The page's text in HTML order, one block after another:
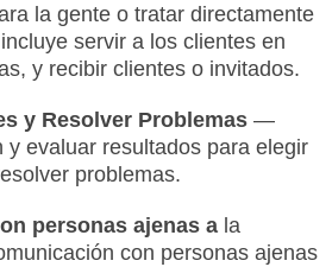
la gente o tratar directamente
servir a los clientes en
y recibir clientes o invitados.
y Resolver Problemas—
y evaluar resultados para elegir
problemas.
personas ajenas ala
con personas ajenas